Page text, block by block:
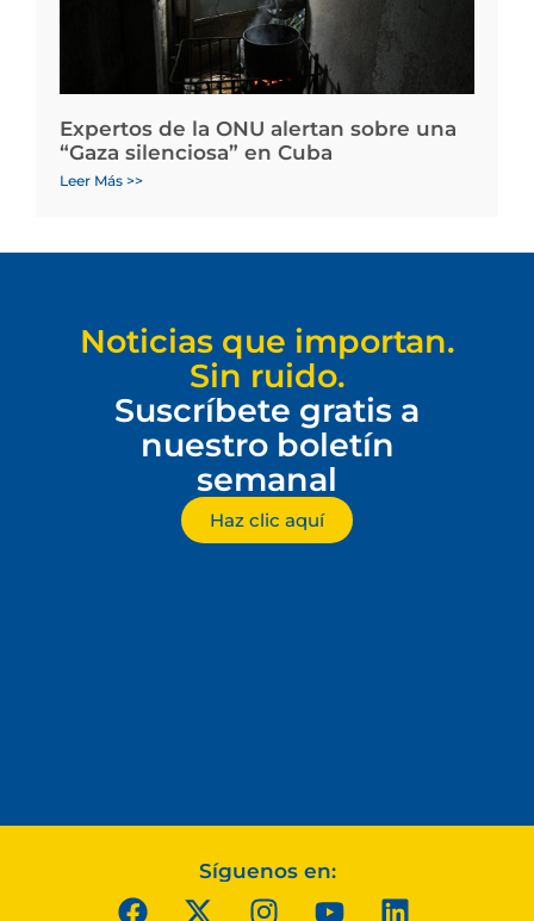
Expertos de la ONU alertan sobre una
“Gaza silenciosa” en Cuba
Leer Más >>
Noticias que importan.
Sin ruido.
Suscríbete gratis a
nuestro boletín
semanal
Haz clic aquí
Síguenos en: